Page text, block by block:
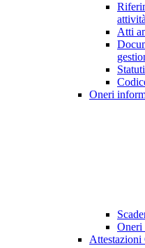
attività
Atti
Oneri
Oneri
Attestazioni